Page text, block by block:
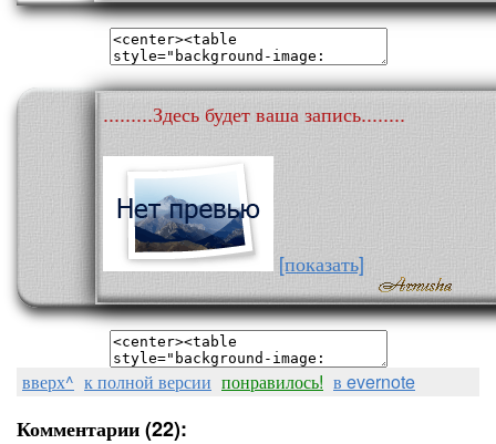
.........Здесь будет ваша запись........
[показать]
вверх^ к полной версии понравилось! в evernote
Комментарии (22):